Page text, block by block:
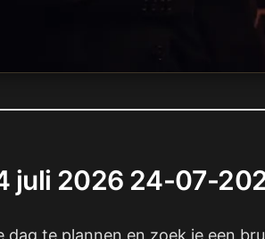
juli 2026 24-07-
dag te plannen en zoek je een